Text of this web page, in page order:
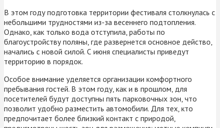
В этом году подготовка территории фестиваля столкнулась с
небольшими трудностями из-за весеннего подтопления.
Однако, как только вода отступила, работы по
благоустройству поляны, где развернется основное действо,
начались с новой силой. С июня специалисты приведут
территорию в порядок.
Особое внимание уделяется организации комфортного
пребывания гостей. В этом году, как и в прошлом, для
посетителей будут доступны пять парковочных зон, что
позволит удобно разместить автомобили. Для тех, кто
предпочитает более близкий контакт с природой,